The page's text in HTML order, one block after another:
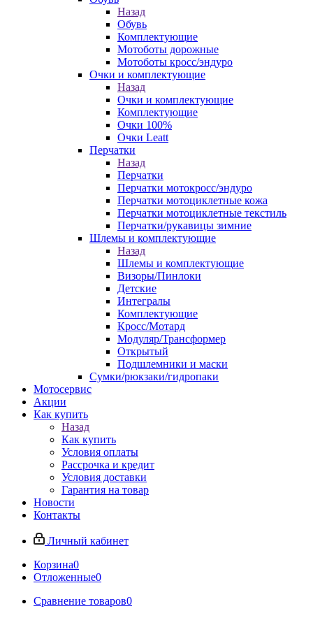
Назад
Обувь
Комплектующие
Мотоботы дорожные
Мотоботы кросс/эндуро
Очки и комплектующие
Назад
Очки и комплектующие
Комплектующие
Очки 100%
Очки Leatt
Перчатки
Назад
Перчатки
Перчатки мотокросс/эндуро
Перчатки мотоциклетные кожа
Перчатки мотоциклетные текстиль
Перчатки/рукавицы зимние
Шлемы и комплектующие
Назад
Шлемы и комплектующие
Визоры/Пинлоки
Детские
Интегралы
Комплектующие
Кросс/Мотард
Модуляр/Трансформер
Открытый
Подшлемники и маски
Сумки/рюкзаки/гидропаки
Мотосервис
Акции
Как купить
Назад
Как купить
Условия оплаты
Рассрочка и кредит
Условия доставки
Гарантия на товар
Новости
Контакты
Личный кабинет
Корзина0
Отложенные0
Сравнение товаров0